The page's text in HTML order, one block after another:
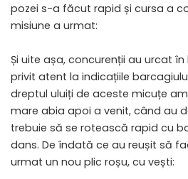
pozei s-a făcut rapid și cursa a
misiune a urmat:
Și uite așa, concurenții au urcat
privit atent la indicațiile
dreptul uluiți de aceste micuțe
mare abia apoi a venit, când au
trebuie să se rotească rapid cu
dans. De îndată ce au reușit să
urmat un nou plic roșu, cu vești: